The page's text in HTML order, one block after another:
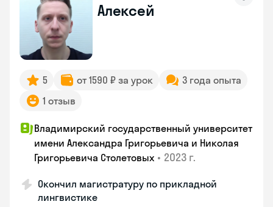
Алексей
5 от 1590 ₽ за урок
3 года опыта
1 отзыв
Владимирский государственный университет
имени Александра Григорьевича и Николая
Григорьевича Столетовых • 2023 г.
Окончил магистратуру по прикладной
лингвистике